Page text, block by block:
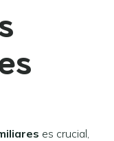
es crucial,